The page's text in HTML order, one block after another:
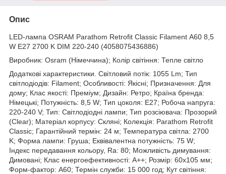
Опис
LED-лампа OSRAM Parathom Retrofit Classic Filament А60 8,5
W E27 2700 K DIM 220-240 (4058075436886)
Виробник: Osram (Німеччина); Колір світіння: Тепле світло
Додаткові характеристики. Світловий потік: 1055 Lm; Тип
світлодіодів: Filament; Особливості: Якісні; Призначення: Для
дому; Клас якості: Преміум; Дизайн: Ретро; Країна бренда:
Німецькі; Потужність: 8,5 W; Тип цоколя: E27; Робоча напруга:
220-240 V; Тип: Світлодіодні лампи; Тип розсіювача: Прозорий
(Clear); Матеріал корпусу: Скляні; Колекція: Parathom Retrofit
Classic; Гарантійний термін: 24 м; Температура світла: 2700
K; Форма лампи: Груша; Еквівалентна потужність: 75 W;
Індекс передавання кольору, Ra: 80; Можливість димування:
Димовані; Клас енергоефективності: A++; Розмір: 60х105 мм;
Форм-фактор: A60; Термін служби: 15 000 год; Кут світіння: